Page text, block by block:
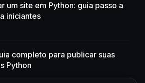
um site em Python: guia passo a
iniciantes
completo para publicar suas
Python